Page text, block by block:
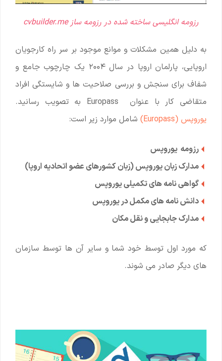
رزومه انگلیسی ساخته شده در رزومه ساز cvbuilder.me
به دلیل همین مشکلات و موانع موجود بر سر راه کارجویان
اروپایی، پارلمان اروپا در سال ۲۰۰۴ یک چارچوب جامع و
شفاف برای سنجش و بررسی صلاحیت ها و شایستگی افراد
متقاضی کار با عنوان Europass به تصویب رسانید.
یوروپس (Europass)
شامل موارد زیر است:
رزومه یوروپس
مدارک زبان یوروپس (زبان کشورهای عضو اتحادیه اروپا)
گواهی نامه های تکمیلی یوروپس
دانش نامه های مکمل در یوروپس
مدارک جابجایی و نقل مکان
که مورد اول توسط خود شما و سایر آن ها توسط سازمان
های دیگر صادر می شوند.